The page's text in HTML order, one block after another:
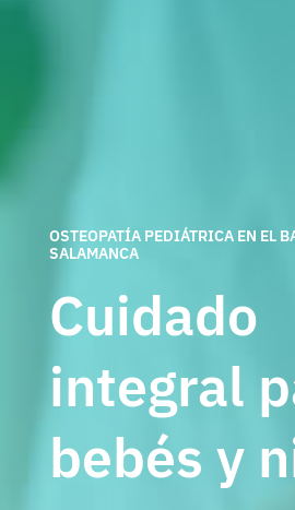
OSTEOPATÍA PEDIÁTRICA EN EL
SALAMANCA
Cuidado
integral
bebés y